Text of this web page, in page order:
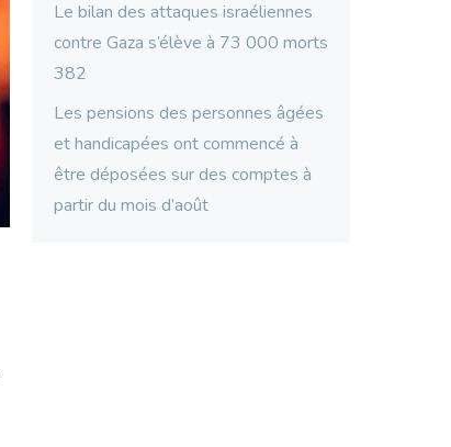
Le bilan des attaques israéliennes
contre Gaza s’élève à 73 000 morts
382
Les pensions des personnes âgées
et handicapées ont commencé à
être déposées sur des comptes à
partir du mois d’août